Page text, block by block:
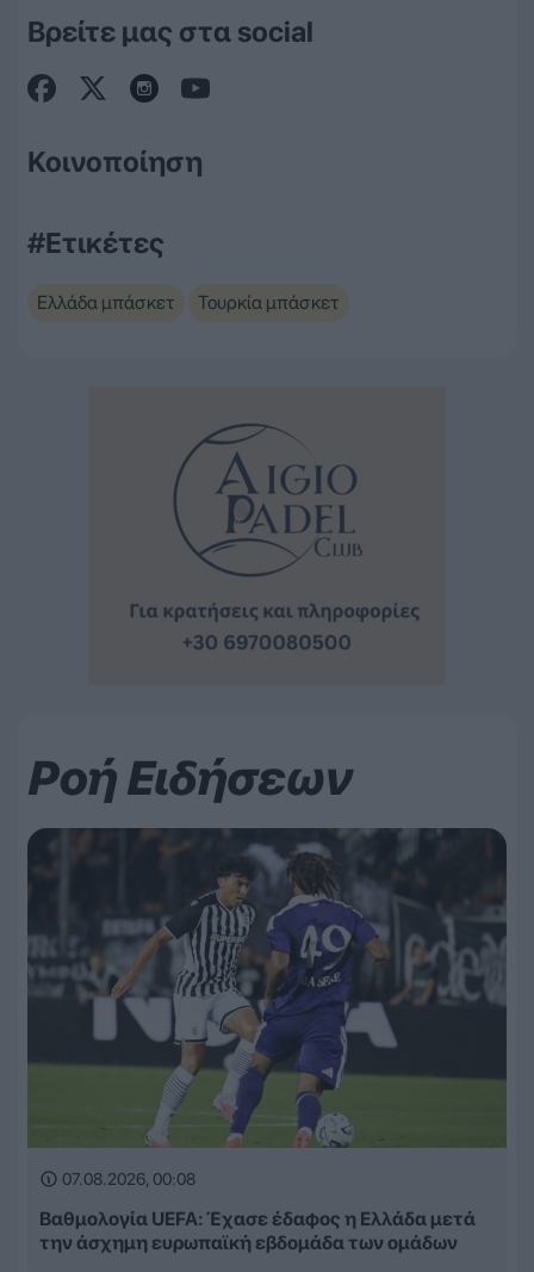
Βρείτε μας στα social
Κοινοποίηση
#Ετικέτες
Ελλάδα μπάσκετ Τουρκία μπάσκετ
Ροή Ειδήσεων
07.08.2026, 00:08
Βαθμολογία UEFA: Έχασε έδαφος η Ελλάδα μετά
την άσχημη ευρωπαϊκή εβδομάδα των ομάδων